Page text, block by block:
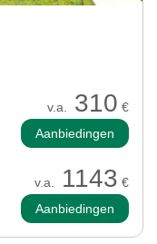
v.a. 310 €
Aanbiedingen
v.a. 1143 €
Aanbiedingen